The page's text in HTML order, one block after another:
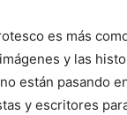
es más
y las
están pasando
y escritores